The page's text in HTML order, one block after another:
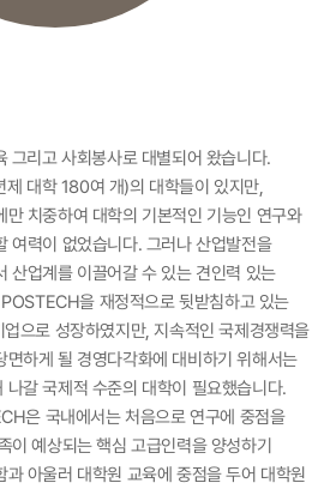
그리고 사회봉사로 대별되어 왔습니다.
대학 180여 개)의 대학들이 있지만,
만 치중하여 대학의 기본적인 기능인 연구와
여력이 없었습니다. 그러나 산업발전을
산업계를 이끌어갈 수 있는 견인력 있는
을 재정적으로 뒷받침하고 있는
업으로 성장하였지만,지속적인 국제경쟁력을
하게 될 경영다각화에 대비하기 위해서는
갈 국제적 수준의 대학이 필요했습니다.
은 국내에서는 처음으로 연구에 중점을
이 예상되는 핵심 고급인력을 양성하기
과 아울러 대학원 교육에 중점을 두어 대학원